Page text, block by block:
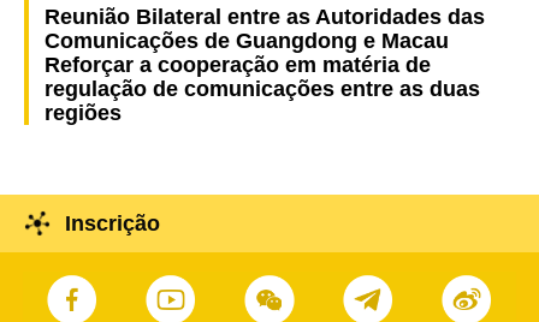
Reunião Bilateral entre as Autoridades das
Comunicações de Guangdong e Macau
Reforçar a cooperação em matéria de
regulação de comunicações entre as duas
regiões
Inscrição